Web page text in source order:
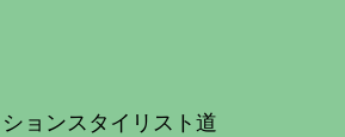
ョンスタイリスト道